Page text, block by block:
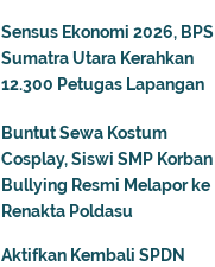
Sensus Ekonomi 2026, BPS
Sumatra Utara Kerahkan
12.300 Petugas Lapangan
Buntut Sewa Kostum
Cosplay, Siswi SMP Korban
Bullying Resmi Melapor ke
Renakta Poldasu
Aktifkan Kembali SPDN